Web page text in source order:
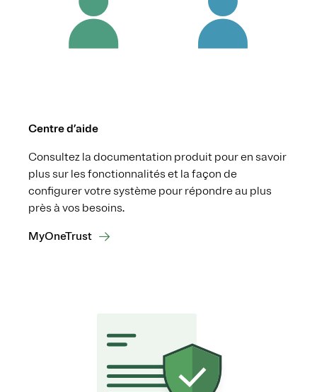
Centre d’aide
Consultez la documentation produit pour en savoir
plus sur les fonctionnalités et la façon de
configurer votre système pour répondre au plus
près à vos besoins.
MyOneTrust